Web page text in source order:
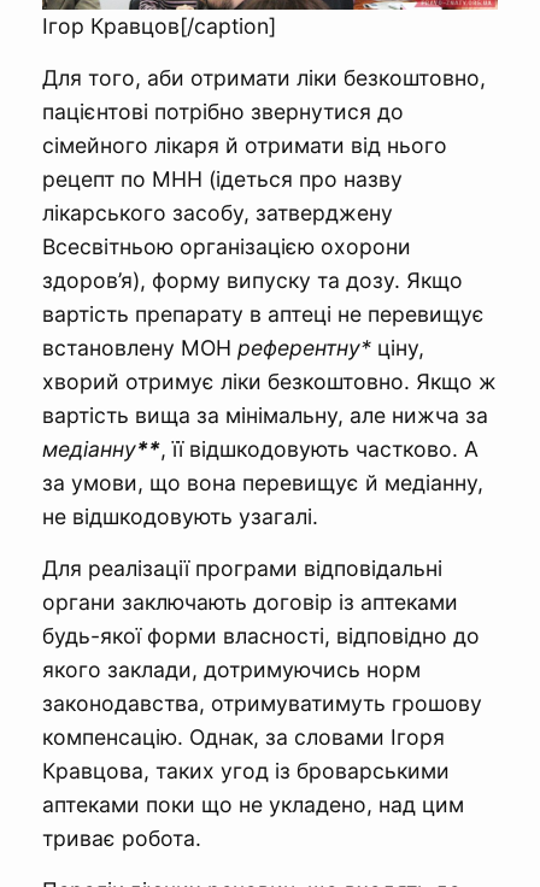
Ігор Кравцов[/caption]
Для того, аби отримати ліки безкоштовно,
пацієнтові потрібно звернутися до
сімейного лікаря й отримати від нього
рецепт по МНН (ідеться про назву
лікарського засобу, затверджену
Всесвітньою організацією охорони
здоров’я), форму випуску та дозу. Якщо
вартість препарату в аптеці не перевищує
встановлену МОН референтну* ціну,
хворий отримує ліки безкоштовно. Якщо ж
вартість вища за мінімальну, але нижча за
медіанну**, її відшкодовують частково. А
за умови, що вона перевищує й медіанну,
не відшкодовують узагалі.
Для реалізації програми відповідальні
органи заключають договір із аптеками
будь-якої форми власності, відповідно до
якого заклади, дотримуючись норм
законодавства, отримуватимуть грошову
компенсацію. Однак, за словами Ігоря
Кравцова, таких угод із броварськими
аптеками поки що не укладено, над цим
триває робота.